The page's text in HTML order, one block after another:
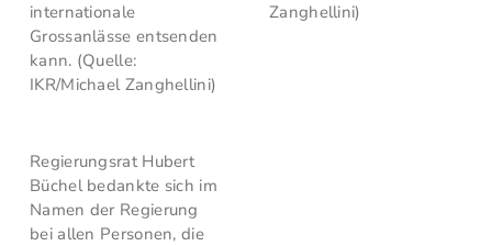
internationale
Grossanlässe entsenden
kann. (Quelle:
IKR/Michael Zanghellini)
Zanghellini)
Regierungsrat Hubert
Büchel bedankte sich im
Namen der Regierung
bei allen Personen, die